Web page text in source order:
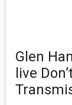
Glen
live